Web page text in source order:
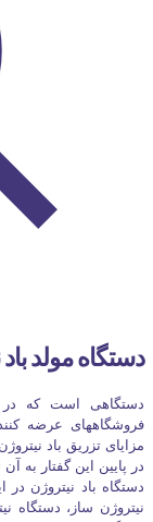
دستگاه مولد
دستگاهی است که
فروشگاههای عرضه
مزایای تزریق باد
در پایین این گفتار به
دستگاه باد نیتروژن
نیتروژن ساز، دستگاه